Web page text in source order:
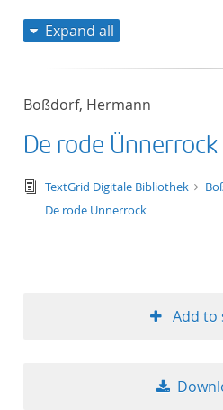
Expand all
Boßdorf, Hermann
De rode Ünnerrock
text/
TextGrid Digitale Bibliothek
De rode Ünnerrock
Add to